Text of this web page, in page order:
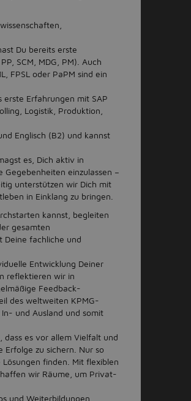
Du bereits erste
SCM, MDG, PM). Auch
FPSL oder PaPM sind ein
erste Erfahrungen mit SAP
Logistik, Produktion,
Englisch (B2) und kannst
es, Dich aktiv in
einzulassen –
unterstützen wir Dich mit
in Einklang zu bringen.
kannst, begleiten
gesamten
Deine fachliche und
Entwicklung Deiner
reflektieren wir in
Feedback-
des weltweiten KPMG-
und Ausland und somit
dass es vor allem Vielfalt und
zu sichern. Nur so
finden. Mit flexiblen
wir Räume, um Privat-
und Weiterbildungen